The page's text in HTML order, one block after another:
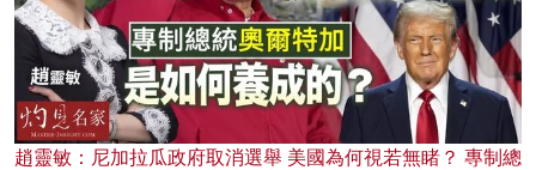
趙靈敏：尼加拉瓜政府取消選舉 美國為何視若無睹？ 專制總